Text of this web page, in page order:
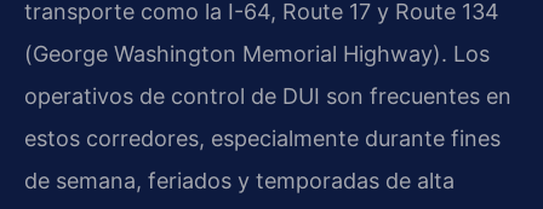
transporte como la I-64, Route 17 y Route 134
(George Washington Memorial Highway). Los
operativos de control de DUI son frecuentes en
estos corredores, especialmente durante fines
de semana, feriados y temporadas de alta